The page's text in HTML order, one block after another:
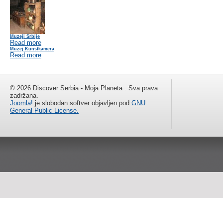
Muzeji Srbije
Read more
Muzej Kunstkamera
Read more
© 2026 Discover Serbia - Moja Planeta . Sva prava
zadržana.
Joomla! je slobodan softver objavljen pod GNU
General Public License.